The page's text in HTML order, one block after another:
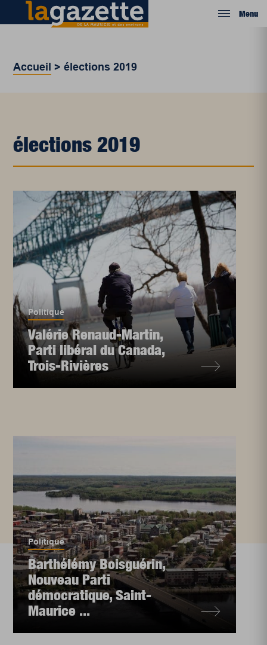
Menu
Accueil >élections 2019
élections 2019
Politique
Valérie Renaud-Martin,
Parti libéral du Canada,
Trois-Rivières
Politique
Barthélémy Boisguérin,
Nouveau Parti
démocratique, Saint-
Maurice ...